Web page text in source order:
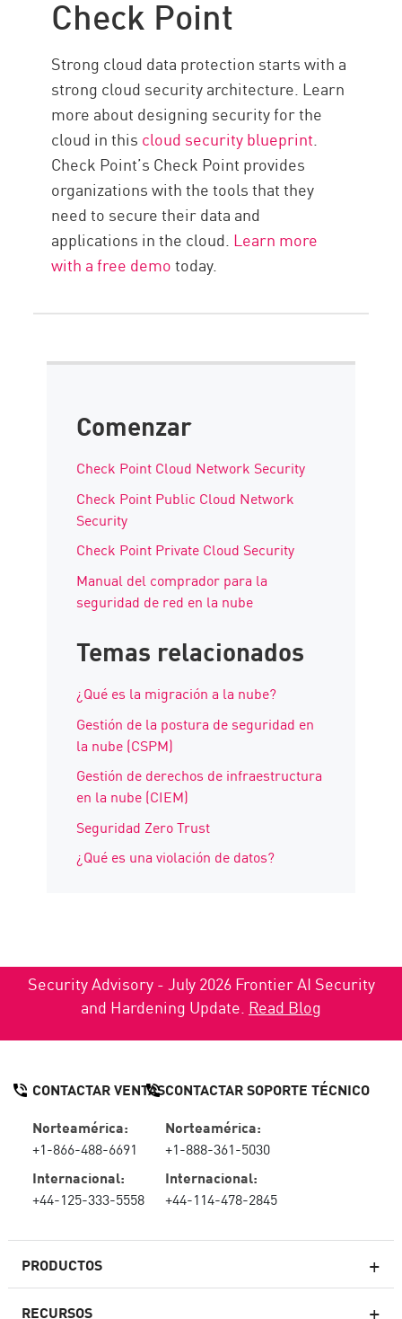
Check Point
Strong cloud data protection starts with a
strong cloud security architecture. Learn
more about designing security for the
cloud in this cloud security blueprint.
Check Point’s Check Point provides
organizations with the tools that they
need to secure their data and
applications in the cloud. Learn more
with a free demotoday.
Comenzar
Check Point Cloud Network Security
Check Point Public Cloud Network
Security
Check Point Private Cloud Security
Manual del comprador para la
seguridad de red en la nube
Temas relacionados
¿Qué es la migración a la nube?
Gestión de la postura de seguridad en
la nube (CSPM)
Gestión de derechos de infraestructura
en la nube (CIEM)
Seguridad Zero Trust
¿Qué es una violación de datos?
Security Advisory - July 2026 Frontier AI Security
and Hardening Update. Read Blog
PRODUCTOS
RECURSOS
CONTACTAR VENTAS
Norteamérica:
+1-866-488-6691
Internacional:
+44-125-333-5558
CONTACTAR SOPORTE TÉCNICO
Norteamérica:
+1-888-361-5030
Internacional:
+44-114-478-2845